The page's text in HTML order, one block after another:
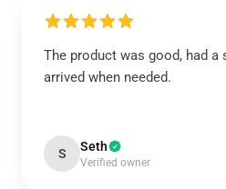
The product was good, had a
arrived when needed.
S Seth
Verified owner